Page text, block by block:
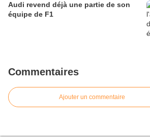
Audi revend déjà une partie de son
équipe de F1
Commentaires
Ajouter un commentaire